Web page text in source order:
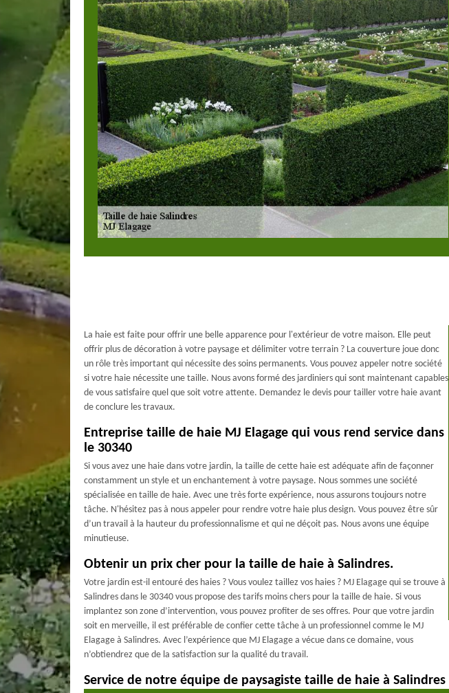
La haie est faite pour offrir une belle apparence pour l'extérieur de votre maison. Elle peut
offrir plus de décoration à votre paysage et délimiter votre terrain ? La couverture joue donc
un rôle très important qui nécessite des soins permanents. Vous pouvez appeler notre société
si votre haie nécessite une taille. Nous avons formé des jardiniers qui sont maintenant capables
de vous satisfaire quel que soit votre attente. Demandez le devis pour tailler votre haie avant
de conclure les travaux.
Entreprise taille de haie MJ Elagage qui vous rend service dans
le 30340
Si vous avez une haie dans votre jardin, la taille de cette haie est adéquate afin de façonner
constamment un style et un enchantement à votre paysage. Nous sommes une société
spécialisée en taille de haie. Avec une très forte expérience, nous assurons toujours notre
tâche. N'hésitez pas à nous appeler pour rendre votre haie plus design. Vous pouvez être sûr
d’un travail à la hauteur du professionnalisme et qui ne déçoit pas. Nous avons une équipe
minutieuse.
Obtenir un prix cher pour la taille de haie à Salindres.
Votre jardin est-il entouré des haies ? Vous voulez taillez vos haies ? MJ Elagage qui se trouve à
Salindres dans le 30340 vous propose des tarifs moins chers pour la taille de haie. Si vous
implantez son zone d’intervention, vous pouvez profiter de ses offres. Pour que votre jardin
soit en merveille, il est préférable de confier cette tâche à un professionnel comme le MJ
Elagage à Salindres. Avec l’expérience que MJ Elagage a vécue dans ce domaine, vous
n’obtiendrez que de la satisfaction sur la qualité du travail.
Service de notre équipe de paysagiste taille de haie à Salindres